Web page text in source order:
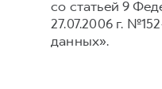
со статьей 9
27.07.2006 г.
данных».